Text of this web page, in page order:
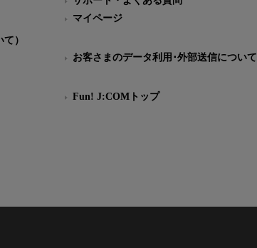
）
マイページ
お客さまのデータ利用･外部送信について
Fun! J:COMトップ